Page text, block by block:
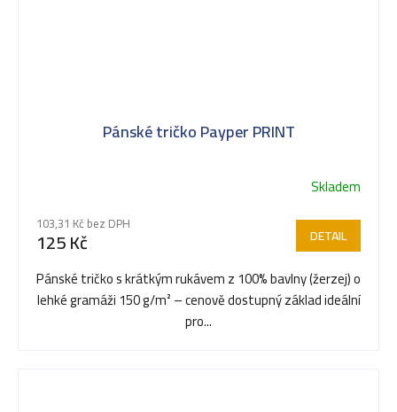
Pánské tričko Payper PRINT
Skladem
103,31 Kč bez DPH
125 Kč DETAIL
Pánské tričko s krátkým rukávem z 100% bavlny (žerzej) o
lehké gramáži 150 g/m² – cenově dostupný základ ideální
pro...